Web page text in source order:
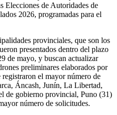
Elecciones de Autoridades de
2026, programadas para el
provinciales, que son los
presentados dentro del plazo
de mayo, y buscan actualizar
preliminares elaborados por
el mayor número de
Áncash, Junín, La Libertad,
de gobierno provincial, Puno (31)
número de solicitudes.